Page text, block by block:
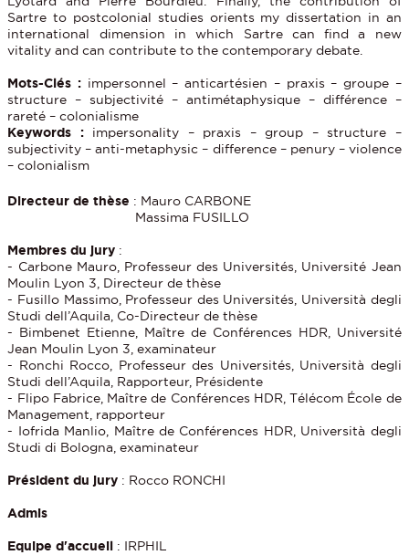
Sartre to postcolonial studies orients my dissertation in an
international dimension in which Sartre can find a new
vitality and can contribute to the contemporary debate.
Mots-Clés : impersonnel – anticartésien – praxis – groupe –
structure – subjectivité – antimétaphysique – différence –
rareté – colonialisme
Keywords :
impersonality – praxis – group – structure –
subjectivity – anti-metaphysic – difference – penury – violence
– colonialism
Directeur de thèse : Mauro CARBONE
Massima FUSILLO
Membres du jury :
- Carbone Mauro, Professeur des Universités, Université Jean
Moulin Lyon 3, Directeur de thèse
- Fusillo Massimo, Professeur des Universités, Università degli
Studi dell’Aquila, Co-Directeur de thèse
- Bimbenet Etienne, Maître de Conférences HDR, Université
Jean Moulin Lyon 3, examinateur
- Ronchi Rocco, Professeur des Universités, Università degli
Studi dell’Aquila, Rapporteur, Présidente
- Flipo Fabrice, Maître de Conférences HDR, Télécom École de
Management, rapporteur
- Iofrida Manlio, Maître de Conférences HDR, Università degli
Studi di Bologna, examinateur
Président du jury : Rocco RONCHI
Admis
Equipe d'accueil : IRPHIL